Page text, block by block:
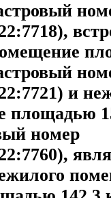
и
площадью
номер